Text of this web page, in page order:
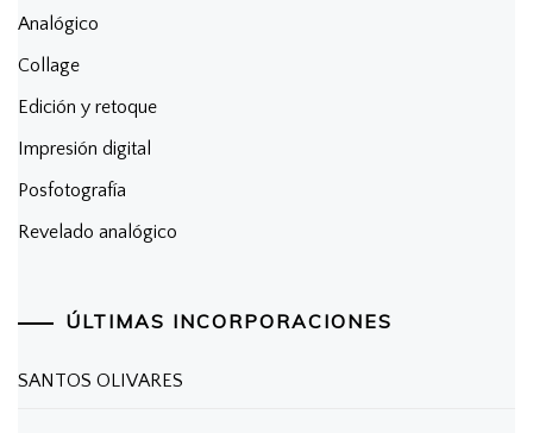
Analógico
Collage
Edición y retoque
Impresión digital
Posfotografía
Revelado analógico
ÚLTIMAS INCORPORACIONES
SANTOS OLIVARES